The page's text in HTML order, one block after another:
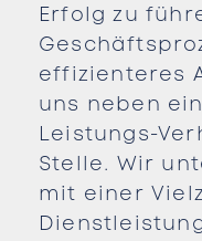
Erfolg zu
effizienteres
uns neben
Leistungs-
Stelle. Wir
mit einer